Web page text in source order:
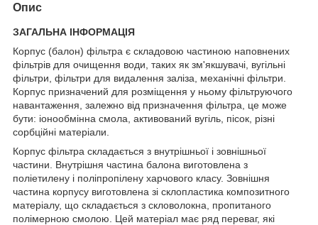
Опис
ЗАГАЛЬНА ІНФОРМАЦІЯ
Корпус (балон) фільтра є складовою частиною наповнених
фільтрів для очищення води, таких як зм'якшувачі, вугільні
фільтри, фільтри для видалення заліза, механічні фільтри.
Корпус призначений для розміщення у ньому фільтруючого
навантаження, залежно від призначення фільтра, це може
бути: іонообмінна смола, активований вугіль, пісок, різні
сорбційні матеріали.
Корпус фільтра складається з внутрішньої і зовнішньої
частини. Внутрішня частина балона виготовлена з
поліетилену і поліпропілену харчового класу. Зовнішня
частина корпусу виготовлена зі склопластика композитного
матеріалу, що складається з скловолокна, пропитаного
полімерною смолою. Цей матеріал має ряд переваг, які